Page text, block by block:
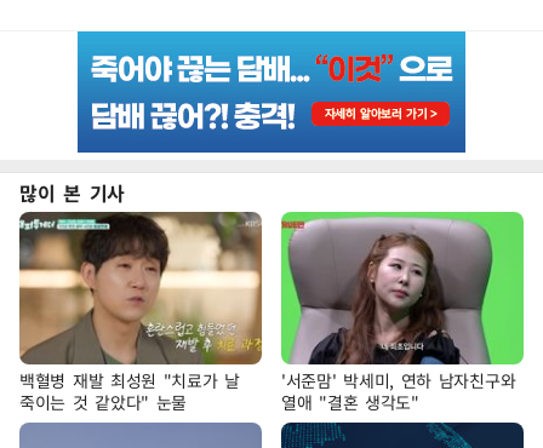
많이 본 기사
백혈병 재발 최성원 "치료가 날
죽이는 것 같았다" 눈물
'서준맘' 박세미, 연하 남자친구와
열애 "결혼 생각도"